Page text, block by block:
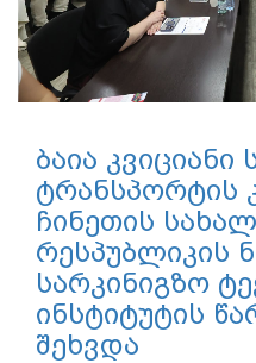
ბაია კვიციანი
ტრანსპორტის
ჩინეთის
რესპუბლიკის
სარკინიგზო
ინსტიტუტის
შეხვდა